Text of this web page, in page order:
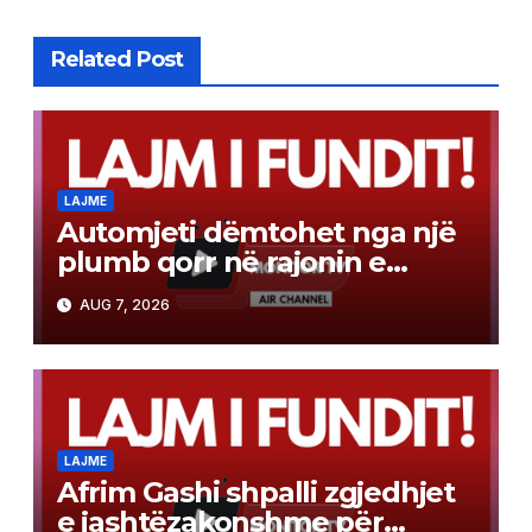
Related Post
LAJME
Automjeti dëmtohet nga një
plumb qorr në rajonin e
Tetovës
AUG 7, 2026
LAJME
Afrim Gashi shpalli zgjedhjet
e jashtëzakonshme për